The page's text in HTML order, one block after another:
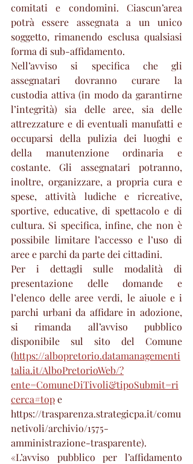
comitati e condomini. Ciascun’area
potrà essere assegnata a un unico
soggetto, rimanendo esclusa qualsiasi
forma di sub-affidamento.
Nell’avviso si specifica che gli
assegnatari dovranno curare la
custodia attiva (in modo da garantirne
l’integrità) sia delle aree, sia delle
attrezzature e di eventuali manufatti e
occuparsi della pulizia dei luoghi e
della manutenzione ordinaria e
costante. Gli assegnatari potranno,
inoltre, organizzare, a propria cura e
spese, attività ludiche e ricreative,
sportive, educative, di spettacolo e di
cultura. Si specifica, infine, che non è
possibile limitare l’accesso e l’uso di
aree e parchi da parte dei cittadini.
Per i dettagli sulle modalità di
presentazione delle domande e
l’elenco delle aree verdi, le aiuole e i
parchi urbani da affidare in adozione,
si rimanda all’avviso pubblico
disponibile sul sito del Comune
(https://albopretorio.datamanagementi
talia.it/AlboPretorioWeb/?
ente=ComuneDiTivoli&tipoSubmit=ri
cerca#top e
https://trasparenza.strategicpa.it/comu
netivoli/archivio/1575-
amministrazione-trasparente).
«L’avviso pubblico per l’affidamento